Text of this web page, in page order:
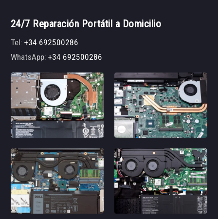
24/7 Reparación Portátil a Domicilio
Tel:+34 692500286
WhatsApp:+34 692500286